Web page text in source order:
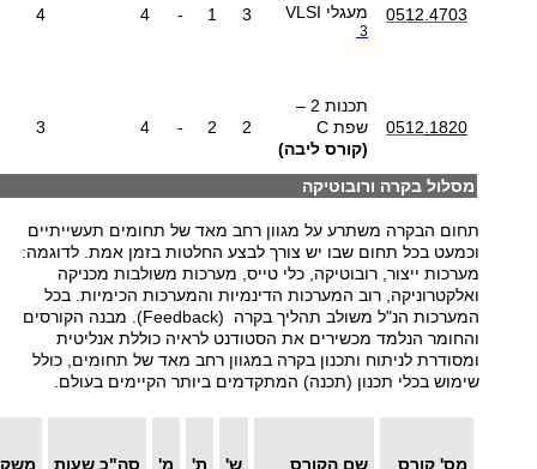
0512.4703
מעגלי VLSI
3
3
1
-
4
4
0512 1820
תכנות 2 –
שפת C
(קורס ליבה)
2
2
-
4
3
מסלול בקרה ורובוטיקה
תחום הבקרה משתרע על מגוון רחב מאד של תחומים תעשייתיים
וכמעט בכל תחום שבו יש צורך לבצע החלטות בזמן אמת. לדוגמה:
מערכות ייצור, רובוטיקה, כלי טייס, מערכות משולבות מכניקה
ואלקטרוניקה, רוב המערכות הדינמיות והמערכות הכימיות. בכל
המערכות הנ"ל משולב תהליך בקרה (Feedback). מבנה הקורסים
והחומר הנלמד מכשירים את הסטודנט לראיה כוללת אנליטית
ומסודרת לניתוח ותכנון בקרה במגוון רחב מאד של תחומים, כולל
שימוש בכלי תכנון (תכנה) המתקדמים ביותר הקיימים בעולם.
מס' קורס שם הקורס ש' ת' מ' סה"כ שעות